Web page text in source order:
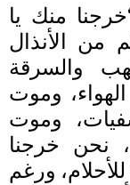
منك يا
الأنذال
والسرقة
وموت
وموت
نحن خرجنا
ورغم